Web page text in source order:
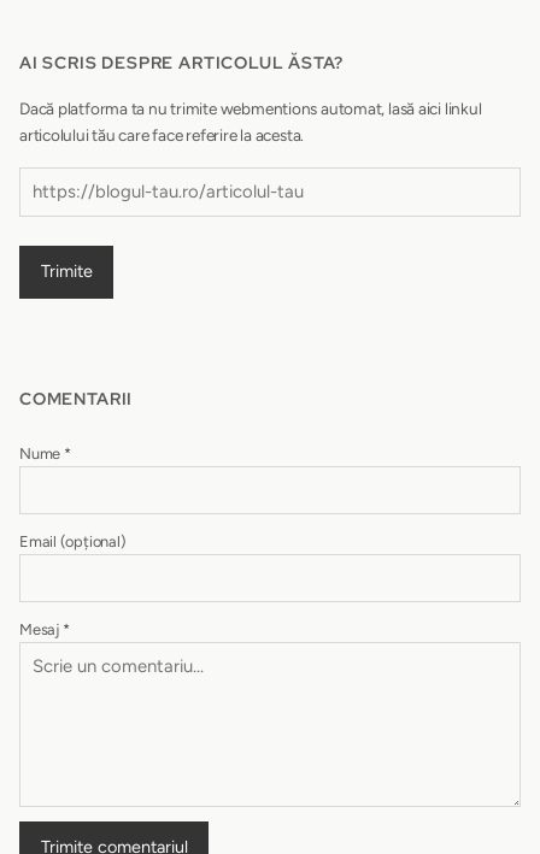
AI SCRIS DESPRE ARTICOLUL ĂSTA?
Dacă platforma ta nu trimite webmentions automat, lasă aici linkul
articolului tău care face referire la acesta.
Trimite
COMENTARII
Nume *
Email (opțional)
Mesaj *
Trimite comentariul